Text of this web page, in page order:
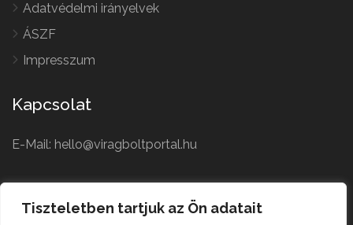
Tiszteletben tartjuk az Ön adatait
Adatvédelmi irányelvek
ÁSZF
Impresszum
Kapcsolat
E-Mail: hello@viragboltportal.hu
Czech